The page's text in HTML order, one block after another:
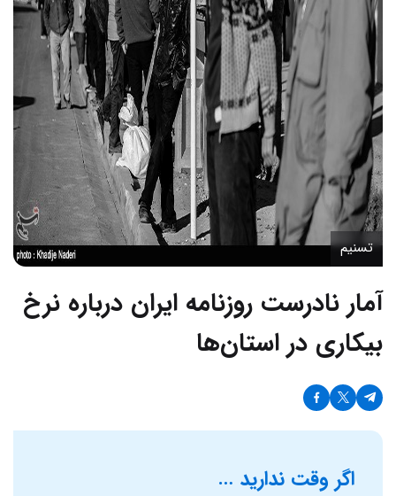
تسنیم
آمار نادرست روزنامه ایران درباره نرخ
بیکاری در استان‌ها
اگر وقت ندارید …